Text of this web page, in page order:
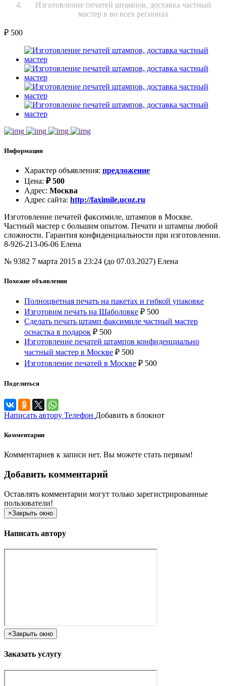
Изготовление печатей штампов, доставка частный
мастер в во всех регионах
₽ 500
Информация
Характер объявления: предложение
Цена: ₽500
Адрес: Москва
Адрес сайта: http://faximile.ucoz.ru
Изготовление печатей факсимиле, штампов в Москве.
Частный мастер с большим опытом. Печати и штампы любой
сложности. Гарантия конфиденциальности при изготовлении.
8-926-213-06-06 Елена
№ 9382 7 марта 2015 в 23:24 (до 07.03.2027) Елена
Похожие объявления
Полноцветная печать на пакетах и гибкой упаковке
Изготовим печать на Шаболовке ₽ 500
Сделать печать штамп факсимиле частный мастер
оснастка в подарок ₽ 500
Изготовление печатей штампов конфиденциально
частный мастер в Москве ₽ 500
Изготовление печатей в Москве ₽ 500
Поделиться
Написать автору Телефон Добавить в блокнот
Комментарии
Комментариев к записи нет. Вы можете стать первым!
Добавить комментарий
Оставлять комментарии могут только зарегистрированные
пользователи!
×Закрыть окно
Написать автору
×Закрыть окно
Заказать услугу